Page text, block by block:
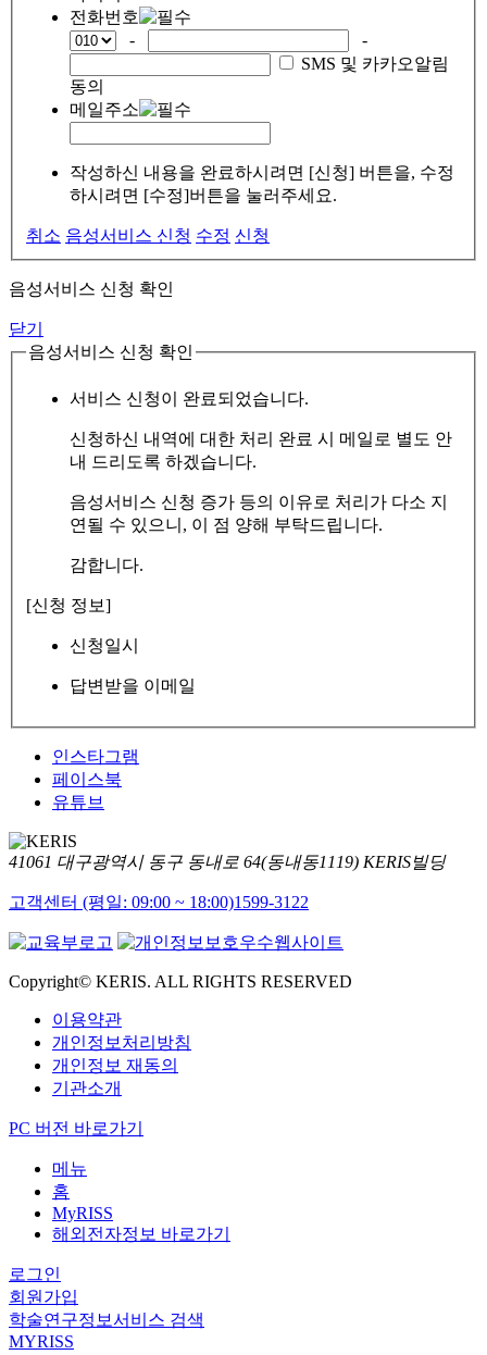
전화번호
-
-
SMS 및 카카오알림
동의
메일주소
작성하신 내용을 완료하시려면 [신청] 버튼을, 수정
하시려면 [수정]버튼을 눌러주세요.
취소 음성서비스 신청 수정 신청
음성서비스 신청 확인
닫기
음성서비스 신청 확인
서비스 신청이 완료되었습니다.
신청하신 내역에 대한 처리 완료 시 메일로 별도 안
내 드리도록 하겠습니다.
음성서비스 신청 증가 등의 이유로 처리가 다소 지
연될 수 있으니, 이 점 양해 부탁드립니다.
감합니다.
[신청 정보]
신청일시
답변받을 이메일
인스타그램
페이스북
유튜브
41061 대구광역시 동구 동내로 64(동내동1119) KERIS빌딩
고객센터 (평일: 09:00 ~ 18:00)1599-3122
Copyright© KERIS. ALL RIGHTS RESERVED
이용약관
개인정보처리방침
개인정보 재동의
기관소개
PC 버전 바로가기
메뉴
홈
MyRISS
해외전자정보 바로가기
로그인
회원가입
학술연구정보서비스 검색
MYRISS